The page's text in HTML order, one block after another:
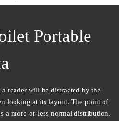
Portable
reader will be distracted by the
looking at its layout. The point of
a more-or-less normal distribution.